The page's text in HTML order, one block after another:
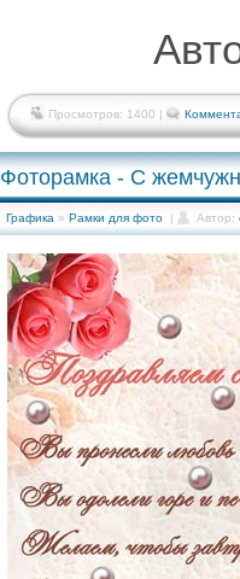
Просмотров: 1400 |
Фоторамка - С
Графика » Рамки для фото | Автор: